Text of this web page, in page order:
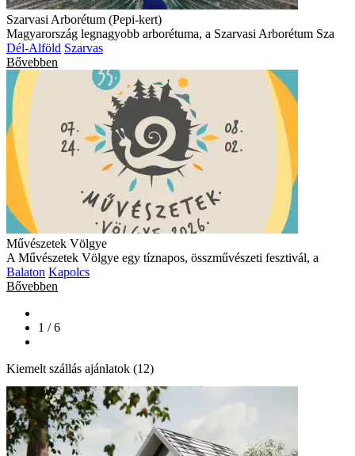
Szarvasi Arborétum (Pepi-kert)
Magyarország legnagyobb arborétuma, a Szarvasi Arborétum Sza
Dél-Alföld Szarvas
Bővebben
Művészetek Völgye
A Művészetek Völgye egy tíznapos, összművészeti fesztivál, a
Balaton Kapolcs
Bővebben
1 / 6
Kiemelt szállás ajánlatok (12)